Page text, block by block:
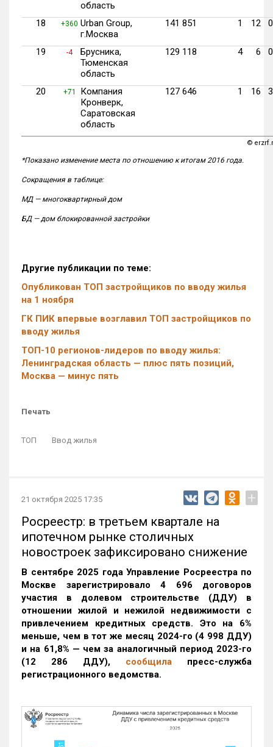
область
18
+360 Urban Group,
г.Москва
141 851 1 12 0
19 -4
Брусника,
Тюменская
область
129 118 4 6 0
20 +71
Компания
Кронверк,
Саратовская
область
127 646 1 16 3
©
*Показано изменение места по отношению к итогам 2016 года.
Сокращения в таблице:
МД — многоквартирный дом
БД — дом блокированной застройки
Другие публикации по теме:
Опубликован ТОП застройщиков по вводу жилья
на 1 ноября
ГК ПИК впервые возглавил ТОП застройщиков по
вводу жилья
ТОП-10 регионов-лидеров по вводу жилья:
Ленинградская область — плюс пять позиций,
Москва — минус пять
Печать
ТОП Ввод жилья
21 октября 2025 17:35 +
Росреестр: в третьем квартале на
ипотечном рынке столичных
новостроек зафиксировано снижение
В сентябре 2025 года Управление Росреестра по
Москве зарегистрировало 4 696 договоров
участия в долевом строительстве (ДДУ) в
отношении жилой и нежилой недвижимости с
привлечением кредитных средств. Это на 6%
меньше, чем в тот же месяц 2024-го (4 998 ДДУ)
и на 61,8% — чем за аналогичный период 2023-го
(12 286 ДДУ), сообщила пресс-служба
регистрационного ведомства.